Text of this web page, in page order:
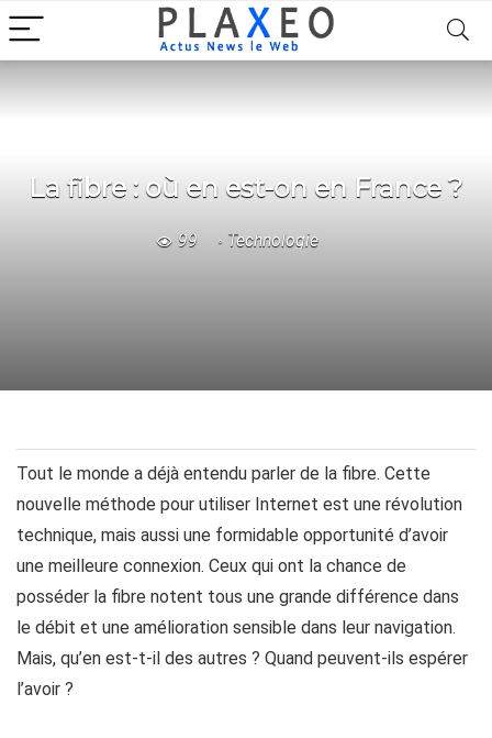
La fibre : où en est-on en France ?
99 Technologie
Tout le monde a déjà entendu parler de la fibre. Cette
nouvelle méthode pour utiliser Internet est une révolution
technique, mais aussi une formidable opportunité d’avoir
une meilleure connexion. Ceux qui ont la chance de
posséder la fibre notent tous une grande différence dans
le débit et une amélioration sensible dans leur navigation.
Mais, qu’en est-t-il des autres ? Quand peuvent-ils espérer
l’avoir ?